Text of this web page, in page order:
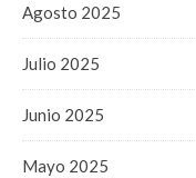
Agosto 2025
Julio 2025
Junio 2025
Mayo 2025